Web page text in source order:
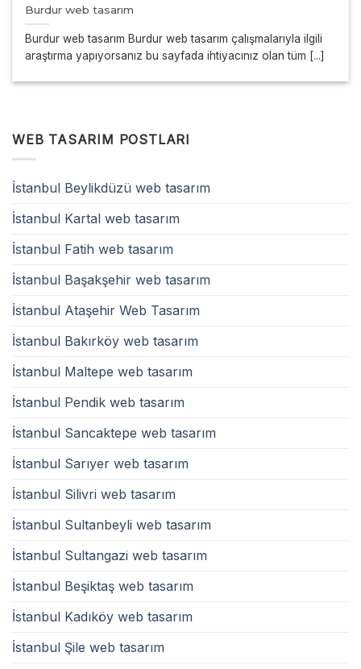
Burdur web tasarım
Burdur web tasarım Burdur web tasarım çalışmalarıyla ilgili
araştırma yapıyorsanız bu sayfada ihtiyacınız olan tüm [...]
WEB TASARIM POSTLARI
İstanbul Beylikdüzü web tasarım
İstanbul Kartal web tasarım
İstanbul Fatih web tasarım
İstanbul Başakşehir web tasarım
İstanbul Ataşehir Web Tasarım
İstanbul Bakırköy web tasarım
İstanbul Maltepe web tasarım
İstanbul Pendik web tasarım
İstanbul Sancaktepe web tasarım
İstanbul Sarıyer web tasarım
İstanbul Silivri web tasarım
İstanbul Sultanbeyli web tasarım
İstanbul Sultangazi web tasarım
İstanbul Beşiktaş web tasarım
İstanbul Kadıköy web tasarım
İstanbul Şile web tasarım